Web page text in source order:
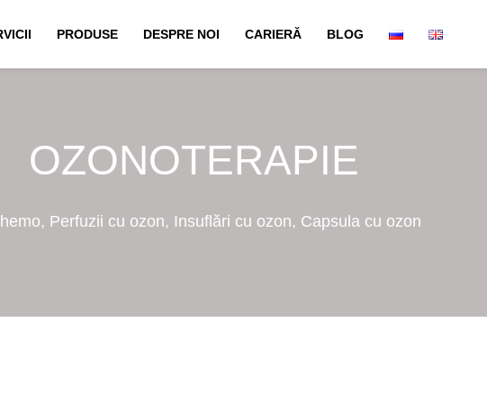
PRODUSE DESPRE NOI CARIERĂ BLOG
OZONOTERAPIE
Perfuzii cu ozon, Insuflări cu ozon, Capsula cu ozon